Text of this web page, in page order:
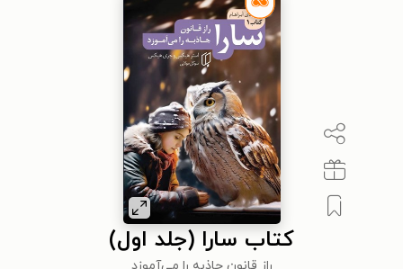
کتاب سارا (جلد اول)